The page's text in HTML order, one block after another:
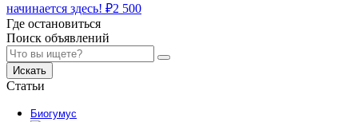
начинается здесь! ₽2 500
Где остановиться
Поиск объявлений
Искать
Статьи
Биогумус